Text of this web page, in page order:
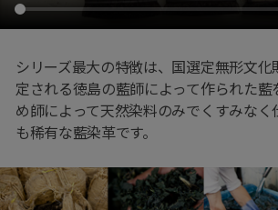
シリーズ最大の特徴は、国選定無形文
定される徳島の藍師によって作られた
め師によって天然染料のみでくすみな
も稀有な藍染革です。